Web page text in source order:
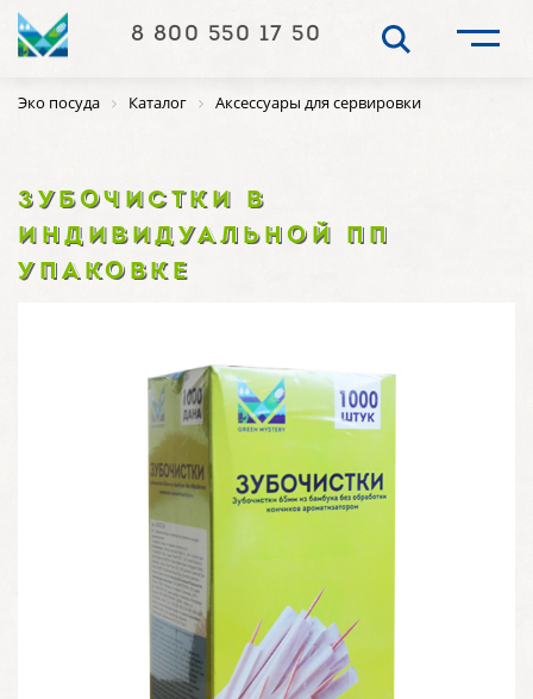
8 800 550 17 50
Эко посуда Каталог Аксессуары для сервировки
ЗУБОЧИСТКИ В
ИНДИВИДУАЛЬНОЙ ПП
УПАКОВКЕ